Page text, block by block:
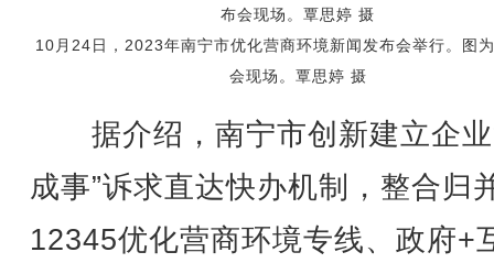
10月24日，2023年南宁市优化营商环境新闻发布会举行。图
会现场。覃思婷 摄
据介绍，南宁市创新建立企业
成事”诉求直达快办机制，整合归
12345优化营商环境专线、政府+